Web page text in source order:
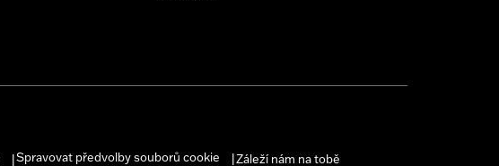
Spravovat předvolby souborů cookie Záleží nám na tobě